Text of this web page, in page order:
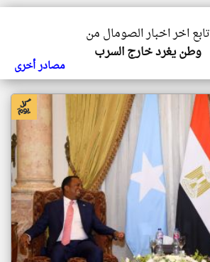
تابع اخر اخبار الصومال من
وطن يغرد خارج السرب
مصادر أخرى